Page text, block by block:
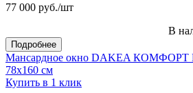
77 000 руб./шт
В
Подробнее
Мансардное окно DAKEA
78х160 см
Купить в 1 клик